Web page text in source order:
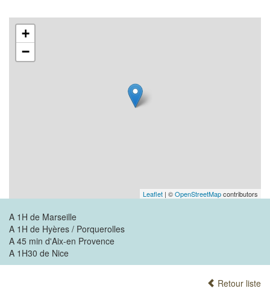
+
−
Leaflet | ©OpenStreetMapcontributors
A 1H de Marseille
A 1H de Hyères / Porquerolles
A 45 min d'Aix-en Provence
A 1H30 de Nice
Retour liste